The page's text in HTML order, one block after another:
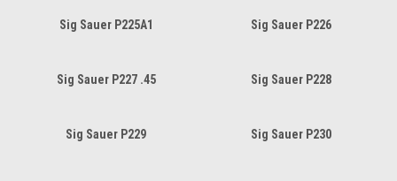
Sig Sauer P225A1 Sig Sauer P226
Sig Sauer P227 .45 Sig Sauer P228
Sig Sauer P229 Sig Sauer P230